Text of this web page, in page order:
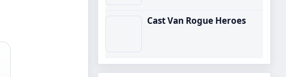
Cast Van Rogue Heroes